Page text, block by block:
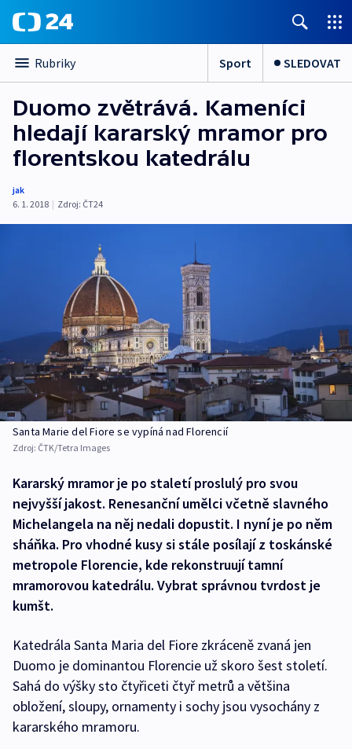
Rubriky Sport SLEDOVAT
Duomo zvětrává. Kameníci
hledají kararský mramor pro
florentskou katedrálu
jak
6. 1. 2018 | Zdroj: ČT24
Santa Marie del Fiore se vypíná nad Florencií
Zdroj: ČTK/Tetra Images
Kararský mramor je po staletí proslulý pro svou
nejvyšší jakost. Renesanční umělci včetně slavného
Michelangela na něj nedali dopustit. I nyní je po něm
sháňka. Pro vhodné kusy si stále posílají z toskánské
metropole Florencie, kde rekonstruují tamní
mramorovou katedrálu. Vybrat správnou tvrdost je
kumšt.
Katedrála Santa Maria del Fiore zkráceně zvaná jen
Duomo je dominantou Florencie už skoro šest století.
Sahá do výšky sto čtyřiceti čtyř metrů a většina
obložení, sloupy, ornamenty i sochy jsou vysochány z
kararského mramoru.